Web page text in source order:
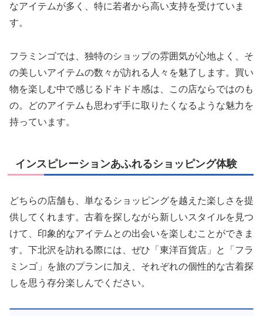
なアイテムが多く、特に若者から高い支持を受けていま
す。
フラミンゴでは、独特のショップの雰囲気が心地よく、そ
の美しいアイテムの数々が訪れる人々を魅了します。買い
物を楽しむ中で感じるドキドキ感は、この店ならではのも
の。どのアイテムも思わず手に取りたくなるような魅力を
持っています。
インスピレーションあふれるショッピング体験
どちらの店舗も、単なるショッピングを越えた楽しさを提
供してくれます。古着を探しながら新しいスタイルを見つ
けて、印象的なアイテムとの出会いを楽しむことができま
す。下北沢を訪れる際には、ぜひ「東洋百貨店」と「フラ
ミンゴ」を旅のプランに加え、それぞれの個性的な古着探
しを思う存分楽しんでください。